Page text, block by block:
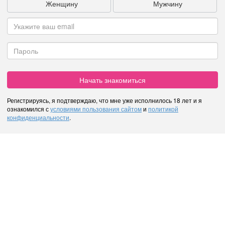
Женщину Мужчину
Начать знакомиться
Регистрируясь, я подтверждаю, что мне уже исполнилось 18 лет и я
ознакомился сусловиями пользования сайтоми политикой
конфиденциальности.